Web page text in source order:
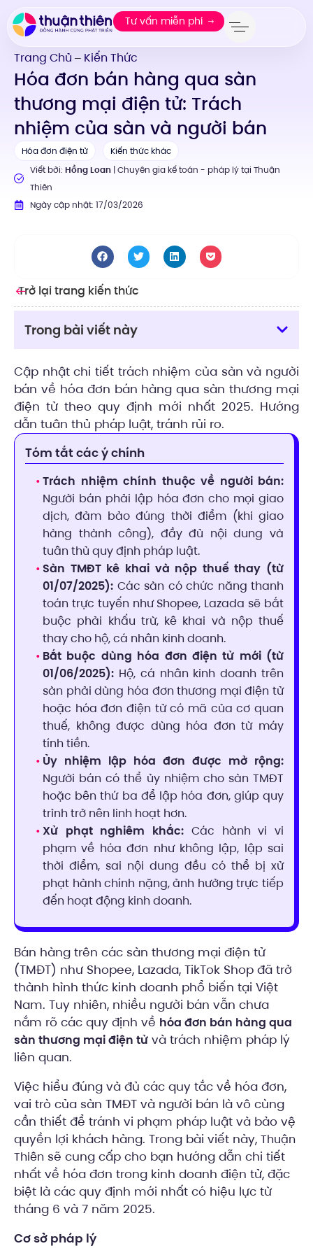
Tư vấn miễn phí
Trang Chủ — Kiến Thức
Hóa đơn bán hàng qua sàn
thương mại điện tử: Trách
nhiệm của sàn và người bán
Hóa đơn điện tử
Kiến thức khác
Viết bởi: Hồng Loan| Chuyên gia kế toán - pháp lý tại Thuận
Thiên
Ngày cập nhật: 17/03/2026
Cập nhật chi tiết trách nhiệm của sàn và người
bán về hóa đơn bán hàng qua sàn thương mại
điện tử theo quy định mới nhất 2025. Hướng
dẫn tuân thủ pháp luật, tránh rủi ro.
Tóm tắt các ý chính
Trách nhiệm chính thuộc về người bán:
Người bán phải lập hóa đơn cho mọi giao
dịch, đảm bảo đúng thời điểm (khi giao
hàng thành công), đầy đủ nội dung và
tuân thủ quy định pháp luật.
Sàn TMĐT kê khai và nộp thuế thay (từ
01/07/2025): Các sàn có chức năng thanh
toán trực tuyến như Shopee, Lazada sẽ bắt
buộc phải khấu trừ, kê khai và nộp thuế
thay cho hộ, cá nhân kinh doanh.
Bắt buộc dùng hóa đơn điện tử mới (từ
01/06/2025): Hộ, cá nhân kinh doanh trên
sàn phải dùng hóa đơn thương mại điện tử
hoặc hóa đơn điện tử có mã của cơ quan
thuế, không được dùng hóa đơn từ máy
tính tiền.
Ủy nhiệm lập hóa đơn được mở rộng:
Người bán có thể ủy nhiệm cho sàn TMĐT
hoặc bên thứ ba để lập hóa đơn, giúp quy
trình trở nên linh hoạt hơn.
Xử phạt nghiêm khắc: Các hành vi vi
phạm về hóa đơn như không lập, lập sai
thời điểm, sai nội dung đều có thể bị xử
phạt hành chính nặng, ảnh hưởng trực tiếp
đến hoạt động kinh doanh.
Bán hàng trên các sàn thương mại điện tử
(TMĐT) như Shopee, Lazada, TikTok Shop đã trở
thành hình thức kinh doanh phổ biến tại Việt
Nam. Tuy nhiên, nhiều người bán vẫn chưa
nắm rõ các quy định về hóa đơn bán hàng qua
sàn thương mại điện tử và trách nhiệm pháp lý
liên quan.
Việc hiểu đúng và đủ các quy tắc về hóa đơn,
vai trò của sàn TMĐT và người bán là vô cùng
cần thiết để tránh vi phạm pháp luật và bảo vệ
quyền lợi khách hàng. Trong bài viết này, Thuận
Thiên sẽ cung cấp cho bạn hướng dẫn chi tiết
nhất về hóa đơn trong kinh doanh điện tử, đặc
biệt là các quy định mới nhất có hiệu lực từ
tháng 6 và 7 năm 2025.
Cơ sở pháp lý
Trở lại trang kiến thức
Trong bài viết này